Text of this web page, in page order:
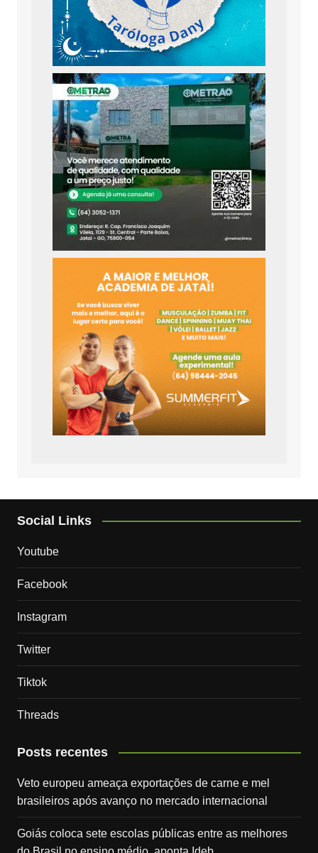
Social Links
Youtube
Facebook
Instagram
Twitter
Tiktok
Threads
Posts recentes
Veto europeu ameaça exportações de carne e mel
brasileiros após avanço no mercado internacional
Goiás coloca sete escolas públicas entre as melhores